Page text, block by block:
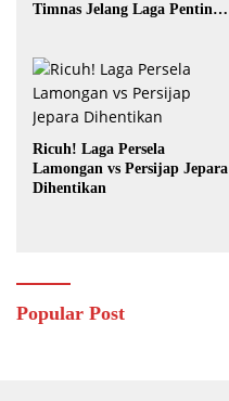
Timnas Jelang Laga Penting
Ricuh! Laga Persela
Lamongan vs Persijap Jepara
Dihentikan
Popular Post